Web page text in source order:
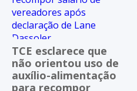
TCE esclarece que
não orientou uso de
auxílio-alimentação
para recompor